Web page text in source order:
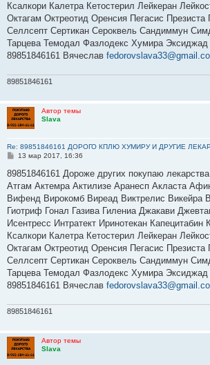
Ксалкори Калетра Кетостерил Лейкеран
Октагам Октреотид Оренсия Пегасис
Селлсепт Сертикан Сероквель Сандиммун
Тарцева Темодал Фазлодекс Хумира
89851846161 Вячеслав
89851846161
Автор темы
Slava
Re: 89851846161 ДОРОГО КПЛЮ ХУМИРУ И ДРУГИЕ
С
о
щ
е
и
е
13 мар 2017, 16:36
89851846161 Дороже других покупаю
Атгам Актемра Актилизе Аранесп Акласта
Вифенд Вирокомб Виреад Виктрелис Викейра
Гиотриф Гонал Газива Гилениа Джакави
Исентресс Интратект Иринотекан
Ксалкори Калетра Кетостерил Лейкеран
Октагам Октреотид Оренсия Пегасис
Селлсепт Сертикан Сероквель Сандиммун
Тарцева Темодал Фазлодекс Хумира
89851846161 Вячеслав
89851846161
Автор темы
Slava